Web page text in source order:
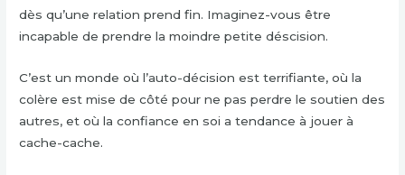
dès qu’une relation prend fin. Imaginez-vous être
incapable de prendre la moindre petite déscision.
C’est un monde où l’auto-décision est terrifiante, où la
colère est mise de côté pour ne pas perdre le soutien des
autres, et où la confiance en soi a tendance à jouer à
cache-cache.